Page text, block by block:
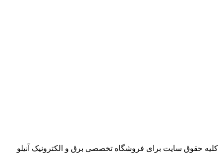
کلیه حقوق سایت برای فروشگاه تخصصی برق و الکترونیک آنیلو